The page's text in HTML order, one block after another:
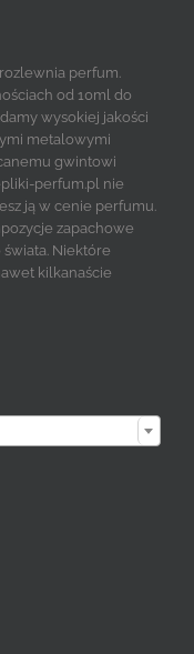
perfum.
od 10ml do
wysokiej jakości
metalowymi
gwintowi
perfum.pl nie
ją w cenie perfumu.
zapachowe
Niektóre
kilkanaście